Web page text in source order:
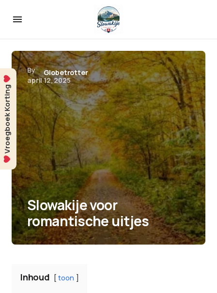
By
Globetrotter
april 12, 2025
Slowakije voor
romantische uitjes
Inhoud toon
Vroegboek Korting